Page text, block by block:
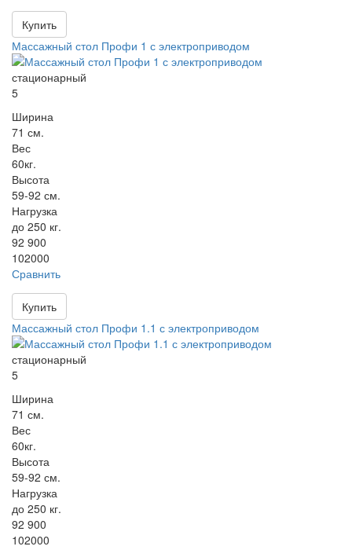
Купить
Массажный стол Профи 1 с электроприводом
стационарный
5
Ширина
71 см.
Вес
60кг.
Высота
59-92 см.
Нагрузка
до 250 кг.
92 900
102000
Сравнить
Купить
Массажный стол Профи 1.1 с электроприводом
стационарный
5
Ширина
71 см.
Вес
60кг.
Высота
59-92 см.
Нагрузка
до 250 кг.
92 900
102000